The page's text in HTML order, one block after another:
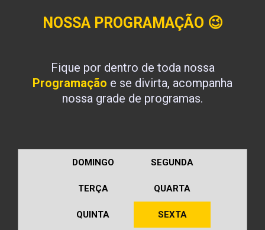
NOSSA PROGRAMAÇÃO 😉
Fique por dentro de toda nossa
Programação e se divirta, acompanha
nossa grade de programas.
DOMINGO SEGUNDA
TERÇA QUARTA
QUINTA SEXTA